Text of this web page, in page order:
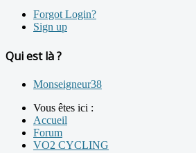
Forgot Login?
Sign up
Qui est là ?
Monseigneur38
Vous êtes ici :
Accueil
Forum
VO2 CYCLING